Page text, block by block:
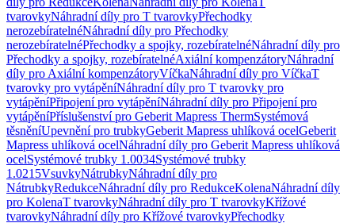
tvarovkyNáhradní díly pro T tvarovkyPřechodky
nerozebíratelnéNáhradní díly pro Přechodky
nerozebíratelnéPřechodky a spojky, rozebíratelnéNáhradní díly pro
Přechodky a spojky, rozebíratelnéAxiální kompenzátoryNáhradní
díly pro Axiální kompenzátoryVíčkaNáhradní díly pro VíčkaT
tvarovky pro vytápěníNáhradní díly pro T tvarovky pro
vytápěníPřipojení pro vytápěníNáhradní díly pro Připojení pro
vytápěníPříslušenství pro Geberit Mapress ThermSystémová
těsněníUpevnění pro trubkyGeberit Mapress uhlíková ocelGeberit
Mapress uhlíková ocelNáhradní díly pro Geberit Mapress uhlíková
ocelSystémové trubky 1.0034Systémové trubky
1.0215VsuvkyNátrubkyNáhradní díly pro
NátrubkyRedukceNáhradní díly pro RedukceKolenaNáhradní díly
pro KolenaT tvarovkyNáhradní díly pro T tvarovkyKřížové
tvarovkyNáhradní díly pro Křížové tvarovkyPřechodky